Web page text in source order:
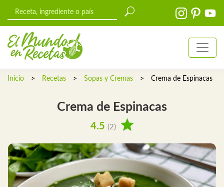
Inicio > Recetas > Sopas y Cremas > Crema de Espinacas
Crema de Espinacas
4.5 (2)